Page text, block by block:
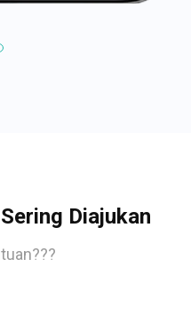
Diajukan